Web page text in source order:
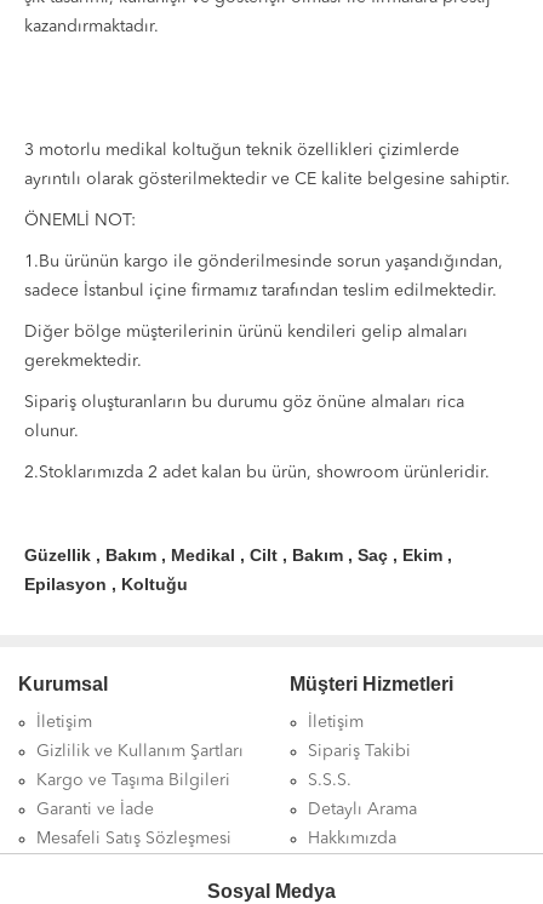
kazandırmaktadır.
3 motorlu medikal koltuğun teknik özellikleri çizimlerde
ayrıntılı olarak gösterilmektedir ve CE kalite belgesine sahiptir.
ÖNEMLİ NOT:
1.Bu ürünün kargo ile gönderilmesinde sorun yaşandığından,
sadece İstanbul içine firmamız tarafından teslim edilmektedir.
Diğer bölge müşterilerinin ürünü kendileri gelip almaları
gerekmektedir.
Sipariş oluşturanların bu durumu göz önüne almaları rica
olunur.
2.Stoklarımızda 2 adet kalan bu ürün, showroom ürünleridir.
Güzellik , Bakım , Medikal , Cilt , Bakım , Saç , Ekim ,
Epilasyon , Koltuğu
Kurumsal
İletişim
Gizlilik ve Kullanım Şartları
Kargo ve Taşıma Bilgileri
Garanti ve İade
Mesafeli Satış Sözleşmesi
Müşteri Hizmetleri
İletişim
Sipariş Takibi
S.S.S.
Detaylı Arama
Hakkımızda
Sosyal Medya